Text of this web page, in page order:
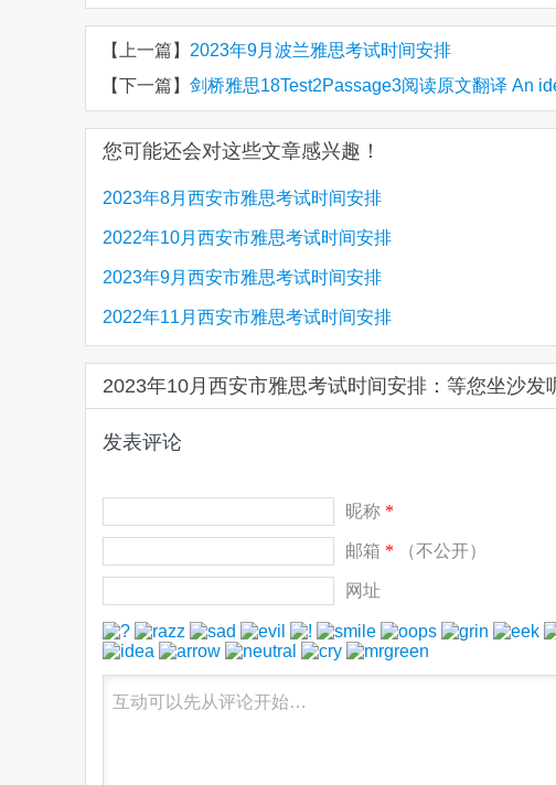
【上一篇】 2023年9月波兰雅思考试时间安排
【下一篇】 剑桥雅思18Test2Passage3阅读原文翻译 An
您可能还会对这些文章感兴趣！
2023年8月西安市雅思考试时间安排
2022年10月西安市雅思考试时间安排
2023年9月西安市雅思考试时间安排
2022年11月西安市雅思考试时间安排
2023年10月西安市雅思考试时间安排：等您坐沙发
发表评论
昵称 *
邮箱 * （不公开）
网址